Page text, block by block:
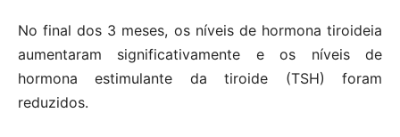
No final dos 3 meses, os níveis de hormona tiroideia
aumentaram significativamente e os níveis de
hormona estimulante da tiroide (TSH) foram
reduzidos.